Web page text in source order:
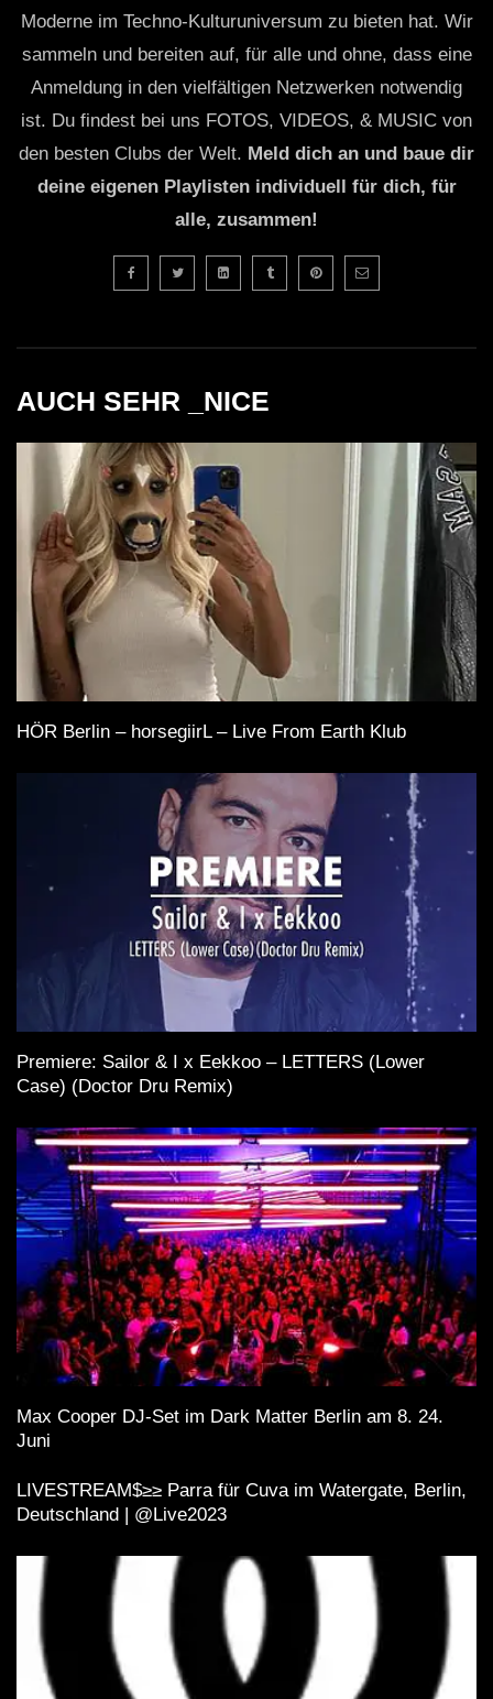
Moderne im Techno-Kulturuniversum zu bieten hat. Wir
sammeln und bereiten auf, für alle und ohne, dass eine
Anmeldung in den vielfältigen Netzwerken notwendig
ist. Du findest bei uns FOTOS, VIDEOS, & MUSIC von
den besten Clubs der Welt. Meld dich an und baue dir
deine eigenen Playlisten individuell für dich, für
alle, zusammen!
AUCH SEHR _NICE
HÖR Berlin – horsegiirL – Live From Earth Klub
Premiere: Sailor & I x Eekkoo – LETTERS (Lower
Case) (Doctor Dru Remix)
Max Cooper DJ-Set im Dark Matter Berlin am 8. 24.
Juni
LIVESTREAM$≥≥ Parra für Cuva im Watergate, Berlin,
Deutschland | @Live2023